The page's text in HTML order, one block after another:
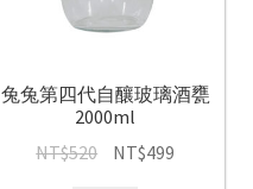
兔兔第四代自釀玻璃酒甕
2000ml
NT$520 NT$499